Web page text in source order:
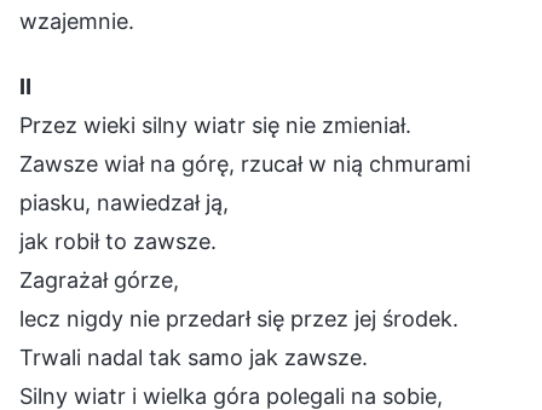
wzajemnie.
Ⅱ
Przez wieki silny wiatr się nie zmieniał.
Zawsze wiał na górę, rzucał w nią chmurami
piasku, nawiedzał ją,
jak robił to zawsze.
Zagrażał górze,
lecz nigdy nie przedarł się przez jej środek.
Trwali nadal tak samo jak zawsze.
Silny wiatr i wielka góra polegali na sobie,